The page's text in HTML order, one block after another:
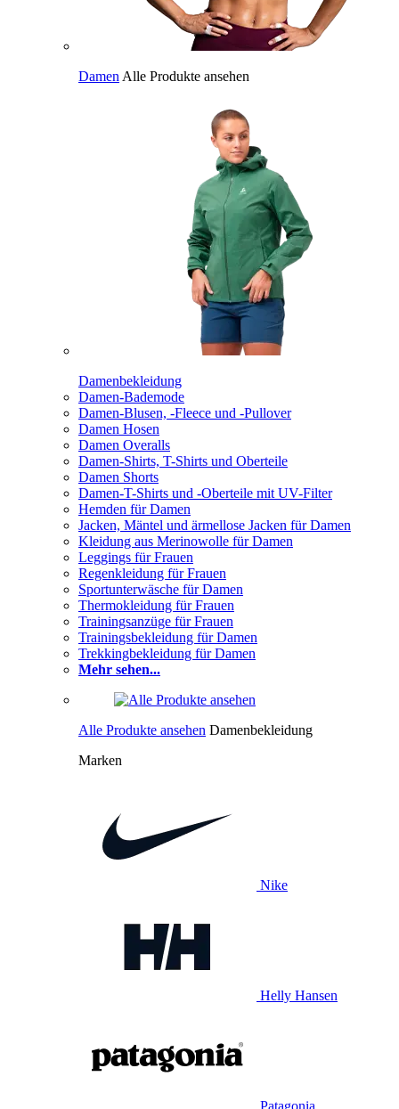
Damen Alle Produkte ansehen
Damenbekleidung
Damen-Bademode
Damen-Blusen, -Fleece und -Pullover
Damen Hosen
Damen Overalls
Damen-Shirts, T-Shirts und Oberteile
Damen Shorts
Damen-T-Shirts und -Oberteile mit UV-Filter
Hemden für Damen
Jacken, Mäntel und ärmellose Jacken für Damen
Kleidung aus Merinowolle für Damen
Leggings für Frauen
Regenkleidung für Frauen
Sportunterwäsche für Damen
Thermokleidung für Frauen
Trainingsanzüge für Frauen
Trainingsbekleidung für Damen
Trekkingbekleidung für Damen
Mehr sehen...
Alle Produkte ansehen Damenbekleidung
Marken
Nike
Helly Hansen
Patagonia